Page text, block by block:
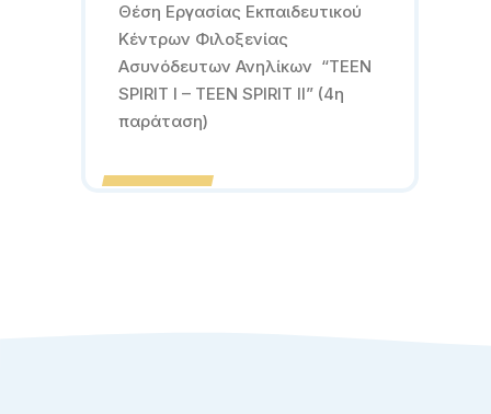
Θέση Εργασίας Εκπαιδευτικού
Κέντρων Φιλοξενίας
Ασυνόδευτων Ανηλίκων “TEEN
SPIRIT I – TEEN SPIRIT II” (4η
παράταση)